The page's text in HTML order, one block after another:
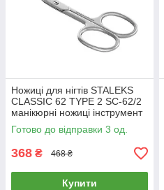
Ножиці для нігтів STALEKS
CLASSIC 62 TYPE 2 SC-62/2
манікюрні ножиці інструмент
Сталекс для шкіри манікюр
Готово до відправки 3 од.
368 ₴ 468 ₴
Купити